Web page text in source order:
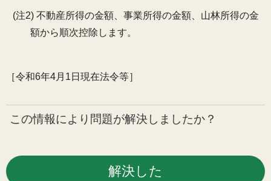
(注2) 不動産所得の金額、事業所得の金額、山林所得の金
額から順次控除します。
［令和6年4月1日現在法令等］
この情報により問題が解決しましたか？